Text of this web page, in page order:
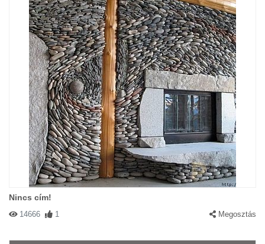
Nincs cím!
14666 1 Megosztás